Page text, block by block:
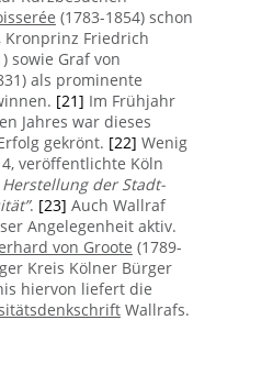
(1783-1854) schon
Kronprinz Friedrich
sowie Graf von
als prominente
[21] Im Frühjahr
Jahres war dieses
gekrönt. [22] Wenig
veröffentlichte Köln
der Stadt-
. [23] Auch Wallraf
Angelegenheit aktiv.
von Groote (1789-
Kreis Kölner Bürger
hiervon liefert die
Wallrafs.